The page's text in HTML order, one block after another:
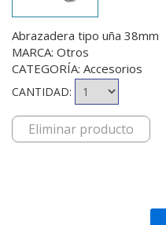
Abrazadera tipo uña 38mm
MARCA: Otros
CATEGORÍA: Accesorios
CANTIDAD:
Eliminar producto